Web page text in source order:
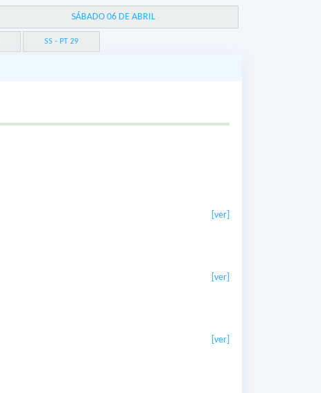
SÁBADO 06 DE ABRIL
SS - PT 29
[ver]
[ver]
[ver]